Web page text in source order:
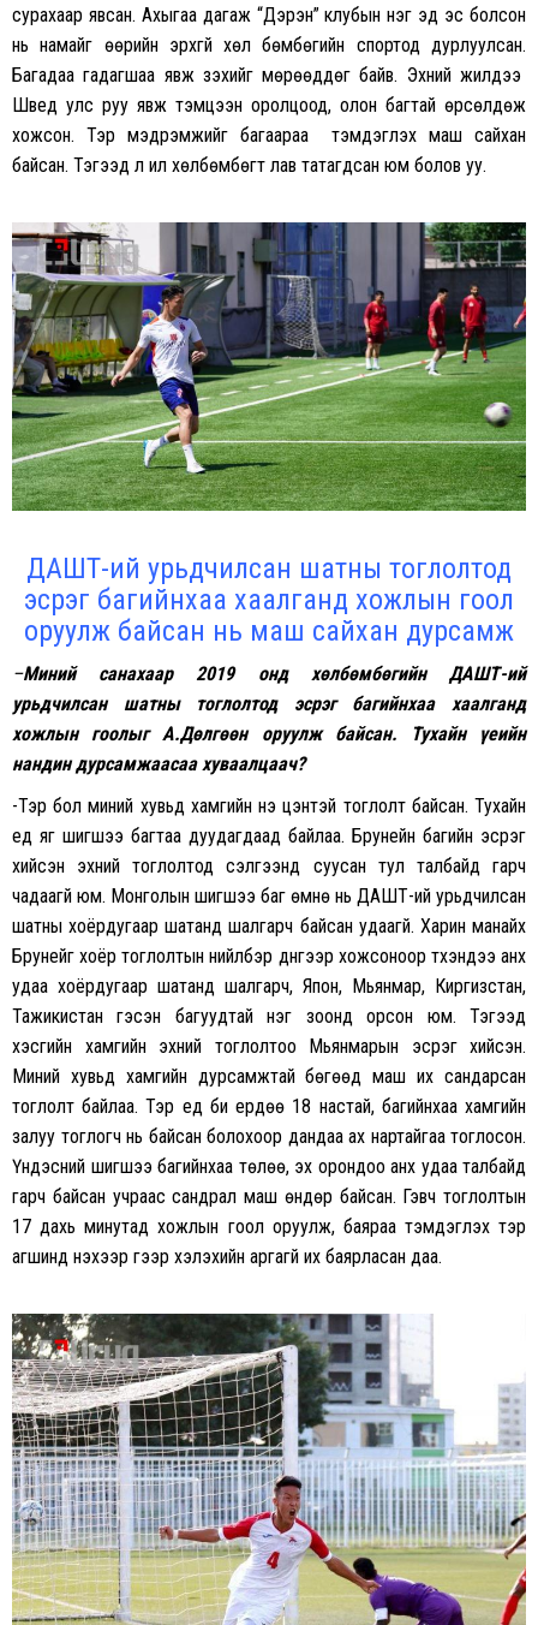
сурахаар явсан. Ахыгаа дагаж “Дэрэн” клубын нэг эд эс болсон
нь намайг өөрийн эрхгүй хөл бөмбөгийн спортод дурлуулсан.
Багадаа гадагшаа явж үзэхийг мөрөөддөг байв. Эхний жилдээ
Швед улс руу явж тэмцээн оролцоод, олон багтай өрсөлдөж
хожсон. Тэр мэдрэмжийг багаараа тэмдэглэх маш сайхан
байсан. Тэгээд л илүү хөлбөмбөгт лав татагдсан юм болов уу.
ДАШТ-ий урьдчилсан шатны тоглолтод
эсрэг багийнхаа хаалганд хожлын гоол
оруулж байсан нь маш сайхан дурсамж
–Миний санахаар 2019 онд хөлбөмбөгийн ДАШТ-ий
урьдчилсан шатны тоглолтод эсрэг багийнхаа хаалганд
хожлын гоолыг А.Дөлгөөн оруулж байсан. Тухайн үеийн
нандин дурсамжаасаа хуваалцаач?
-Тэр бол миний хувьд хамгийн үнэ цэнтэй тоглолт байсан. Тухайн
үед яг шигшээ багтаа дуудагдаад байлаа. Брунейн багийн эсрэг
хийсэн эхний тоглолтод сэлгээнд суусан тул талбайд гарч
чадаагүй юм. Монголын шигшээ баг өмнө нь ДАШТ-ий урьдчилсан
шатны хоёрдугаар шатанд шалгарч байсан удаагүй. Харин манайх
Брунейг хоёр тоглолтын нийлбэр дүнгээр хожсоноор түүхэндээ анх
удаа хоёрдугаар шатанд шалгарч, Япон, Мьянмар, Киргизстан,
Тажикистан гэсэн багуудтай нэг зоонд орсон юм. Тэгээд
хэсгийн хамгийн эхний тоглолтоо Мьянмарын эсрэг хийсэн.
Миний хувьд хамгийн дурсамжтай бөгөөд маш их сандарсан
тоглолт байлаа. Тэр үед би ердөө 18 настай, багийнхаа хамгийн
залуу тоглогч нь байсан болохоор дандаа ах нартайгаа тоглосон.
Үндэсний шигшээ багийнхаа төлөө, эх орондоо анх удаа талбайд
гарч байсан учраас сандрал маш өндөр байсан. Гэвч тоглолтын
17 дахь минутад хожлын гоол оруулж, баяраа тэмдэглэх тэр
агшинд үнэхээр үгээр хэлэхийн аргагүй их баярласан даа.